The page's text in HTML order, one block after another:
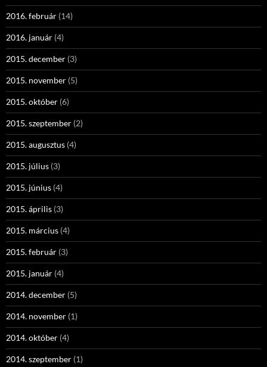
2016. február (14)
2016. január (4)
2015. december (3)
2015. november (5)
2015. október (6)
2015. szeptember (2)
2015. augusztus (4)
2015. július (3)
2015. június (4)
2015. április (3)
2015. március (4)
2015. február (3)
2015. január (4)
2014. december (5)
2014. november (1)
2014. október (4)
2014. szeptember (1)